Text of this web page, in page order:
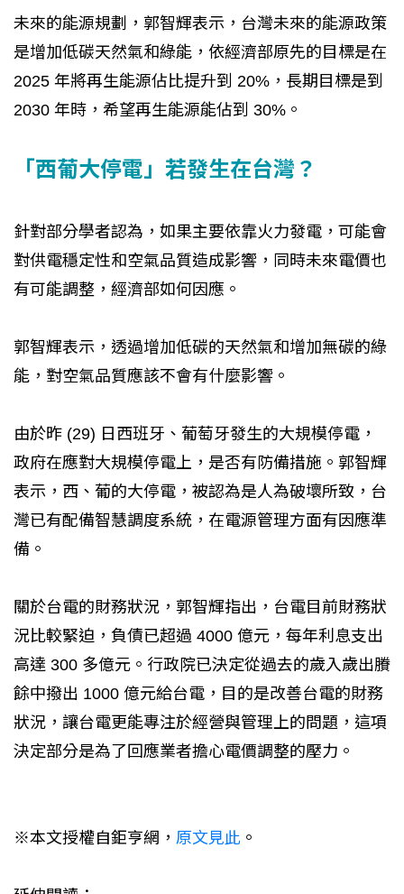
未來的能源規劃，郭智輝表示，台灣未來的能源政策
是增加低碳天然氣和綠能，依經濟部原先的目標是在
2025 年將再生能源佔比提升到 20%，長期目標是到
2030 年時，希望再生能源能佔到 30%。
「西葡大停電」若發生在台灣？
針對部分學者認為，如果主要依靠火力發電，可能會
對供電穩定性和空氣品質造成影響，同時未來電價也
有可能調整，經濟部如何因應。
郭智輝表示，透過增加低碳的天然氣和增加無碳的綠
能，對空氣品質應該不會有什麼影響。
由於昨 (29) 日西班牙、葡萄牙發生的大規模停電，
政府在應對大規模停電上，是否有防備措施。郭智輝
表示，西、葡的大停電，被認為是人為破壞所致，台
灣已有配備智慧調度系統，在電源管理方面有因應準
備。
關於台電的財務狀況，郭智輝指出，台電目前財務狀
況比較緊迫，負債已超過 4000 億元，每年利息支出
高達 300 多億元。行政院已決定從過去的歲入歲出賸
餘中撥出 1000 億元給台電，目的是改善台電的財務
狀況，讓台電更能專注於經營與管理上的問題，這項
決定部分是為了回應業者擔心電價調整的壓力。
※本文授權自鉅亨網， 原文見此 。